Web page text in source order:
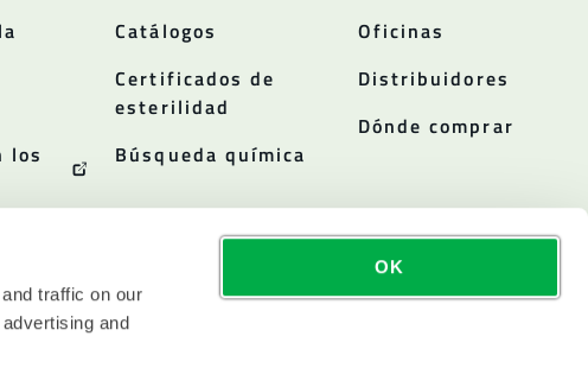
traffic on our
and
OK
los
Catálogos
Certificados de
esterilidad
Búsqueda química
Oficinas
Distribuidores
Dónde comprar